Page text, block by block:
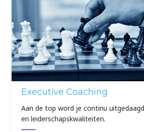
Executive Coaching
Aan de top word je continu
en leiderschapskwaliteiten.